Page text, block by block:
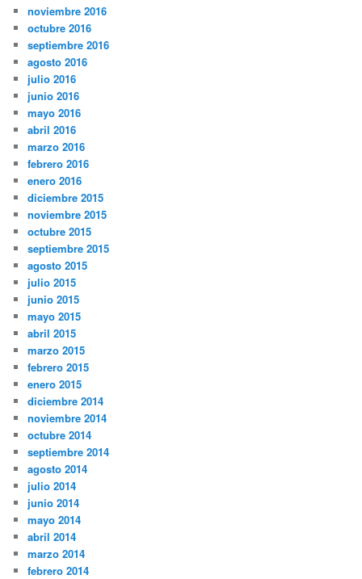
noviembre 2016
octubre 2016
septiembre 2016
agosto 2016
julio 2016
junio 2016
mayo 2016
abril 2016
marzo 2016
febrero 2016
enero 2016
diciembre 2015
noviembre 2015
octubre 2015
septiembre 2015
agosto 2015
julio 2015
junio 2015
mayo 2015
abril 2015
marzo 2015
febrero 2015
enero 2015
diciembre 2014
noviembre 2014
octubre 2014
septiembre 2014
agosto 2014
julio 2014
junio 2014
mayo 2014
abril 2014
marzo 2014
febrero 2014